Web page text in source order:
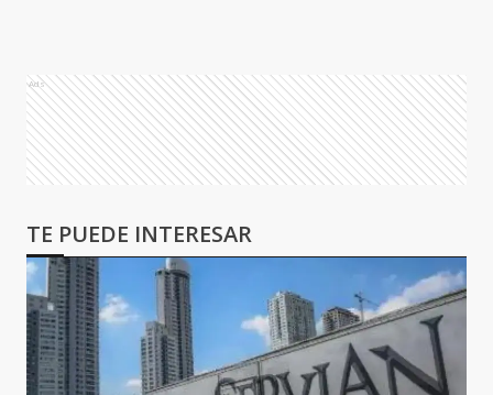
Ads
TE PUEDE INTERESAR